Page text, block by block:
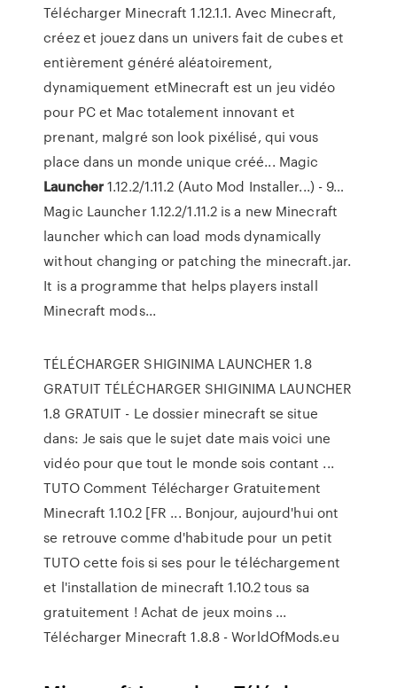
Télécharger Minecraft 1.12.1.1. Avec Minecraft,
créez et jouez dans un univers fait de cubes et
entièrement généré aléatoirement,
dynamiquement etMinecraft est un jeu vidéo
pour PC et Mac totalement innovant et
prenant, malgré son look pixélisé, qui vous
place dans un monde unique créé... Magic
Launcher1.12.2/1.11.2 (Auto Mod Installer...) - 9…
Magic Launcher 1.12.2/1.11.2 is a new Minecraft
launcher which can load mods dynamically
without changing or patching the minecraft.jar.
It is a programme that helps players install
Minecraft mods...
TÉLÉCHARGER SHIGINIMA LAUNCHER 1.8
GRATUIT TÉLÉCHARGER SHIGINIMA LAUNCHER
1.8 GRATUIT - Le dossier minecraft se situe
dans: Je sais que le sujet date mais voici une
vidéo pour que tout le monde sois contant ...
TUTO Comment Télécharger Gratuitement
Minecraft 1.10.2 [FR ... Bonjour, aujourd'hui ont
se retrouve comme d'habitude pour un petit
TUTO cette fois si ses pour le téléchargement
et l'installation de minecraft 1.10.2 tous sa
gratuitement ! Achat de jeux moins ...
Télécharger Minecraft 1.8.8 - WorldOfMods.eu